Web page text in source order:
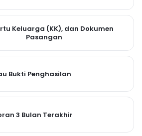
Keluarga (KK), dan Dokumen
Pasangan
Bukti Penghasilan
3 Bulan Terakhir